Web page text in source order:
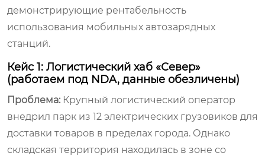
демонстрирующие рентабельность
использования мобильных автозарядных
станций.
Кейс 1: Логистический хаб «Север»
(работаем под NDA, данные обезличены)
Проблема: Крупный логистический оператор
внедрил парк из 12 электрических грузовиков для
доставки товаров в пределах города. Однако
складская территория находилась в зоне со